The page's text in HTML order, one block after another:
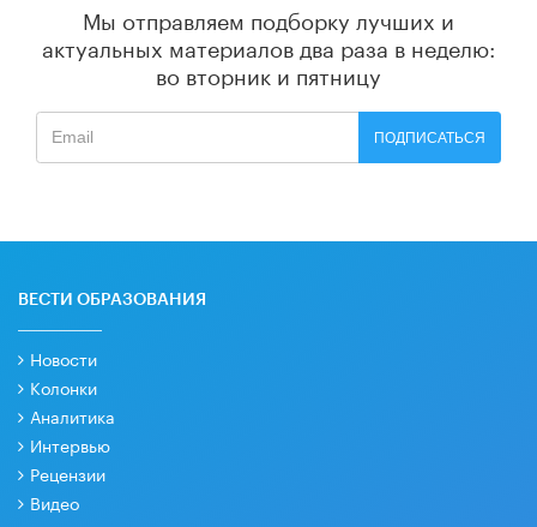
Мы отправляем подборку лучших и
актуальных материалов два раза в неделю:
во вторник и пятницу
ПОДПИСАТЬСЯ
ВЕСТИ ОБРАЗОВАНИЯ
Новости
Колонки
Аналитика
Интервью
Рецензии
Видео